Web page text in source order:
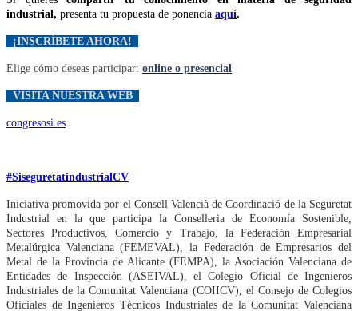
industrial, presenta tu propuesta de ponencia aquí.
¡INSCRÍBETE AHORA!
Elige cómo deseas participar: online o presencial
VISITA NUESTRA WEB
congresosi.es
#SiseguretatindustrialCV
Iniciativa promovida por el Consell Valencià de Coordinació de la Seguretat
Industrial en la que participa la Conselleria de Economía Sostenible,
Sectores Productivos, Comercio y Trabajo, la Federación Empresarial
Metalúrgica Valenciana (FEMEVAL), la Federación de Empresarios del
Metal de la Provincia de Alicante (FEMPA), la Asociación Valenciana de
Entidades de Inspección (ASEIVAL), el Colegio Oficial de Ingenieros
Industriales de la Comunitat Valenciana (COIICV), el Consejo de Colegios
Oficiales de Ingenieros Técnicos Industriales de la Comunitat Valenciana